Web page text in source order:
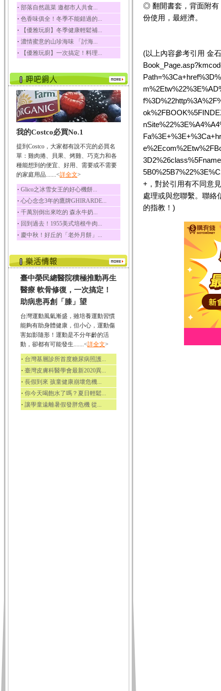
豆豉裡頭含有營養的蛋
白質、脂肪、鈣、磷...
榛果
榛果裡所含的營養素有
蛋白質、脂肪、醣類...
迷迭香
酸、迷迭香酸、植物...
咖啡
咖啡中的咖啡因會刺激
中樞神經系統，特別...
椰子
椰子含有糖類、脂肪、
荔枝
荔枝性質溫和所含的營
養素有醣類、檸檬酸...
五味子
五味子性質溫熱所含營
養成分有揮發油、檸...
草魚
草魚含有維生素A、維生
素C、及豐富的蛋白...
‧ 部落自然蔬菜 邀都市人共食...
‧ 色香味俱全！冬季不能錯過的...
‧ 【優雅玩廚】冬季健康輕鬆補...
‧ 濃情蜜意的山珍海味 「討海...
‧ 【優雅玩廚】一次搞定！料理...
我的Costco必買No.1
提到Costco，大家都有說不完的必買名
單：雞肉捲、貝果、烤雞、巧克力和各
種能想到的便宜、好用、需要或不需要
的家庭用品.......<詳全文>
‧ Glico之冰雪女王的好心機餅...
‧ 心心念念3年的鷹牌GHIRARDE...
‧ 千萬別倒出來吃的 森永牛奶...
‧ 回到過去！1955美式培根牛肉...
‧ 慶中秋！好丘的「老外月餅」...
臺中榮民總醫院積極推動再生
醫療 軟骨修復，一次搞定！
助病患再創「膝」望
台灣運動風氣漸盛，雖培養運動習慣
能夠有助身體健康，但小心，運動傷
害如影隨形！運動是不分年齡的活
動，卻都有可能發生.......<詳全文>
‧ 台灣基層診所首度糖尿病照護...
‧ 臺灣皮膚科醫學會最新2020異...
‧ 長假到來 孩童健康崩壞危機...
‧ 你今天喝飽水了嗎？夏日輕鬆...
‧ 讓學童遠離暑假發胖危機 從...
◎ 翻開書套，背面附有
份使用，最經濟。
(以上內容參考引用 金
+，對於引用有不同意
處理或與您聯繫。聯絡
的指教！)